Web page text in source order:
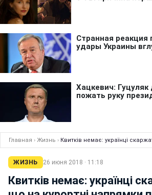
Главная › Жизнь › Квитків немає: українці
ЖИЗНЬ 26 июня 2018 · 11:18
Квитків немає: українці